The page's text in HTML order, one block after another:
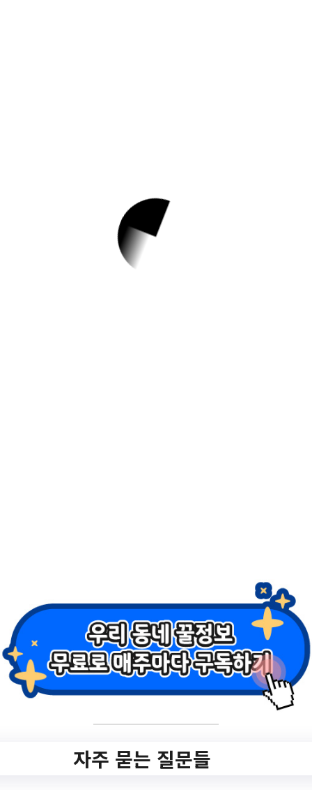
불광천작은도서관
단기 근무자 채용 공
공인 교육(Scale-up)
신청 안내
✅ 지원 소식 상세 보기 ▼
https://www.hometip.so/bridge/2023년 은
url=https://www.ep.go.kr/www/selectBbsN
자주 묻는 질문들